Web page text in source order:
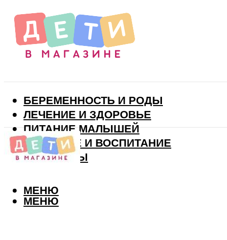
БЕРЕМЕННОСТЬ И РОДЫ
ЛЕЧЕНИЕ И ЗДОРОВЬЕ
ПИТАНИЕ МАЛЫШЕЙ
РАЗВИТИЕ И ВОСПИТАНИЕ
ВИТАМИНЫ
МЕНЮ
МЕНЮ